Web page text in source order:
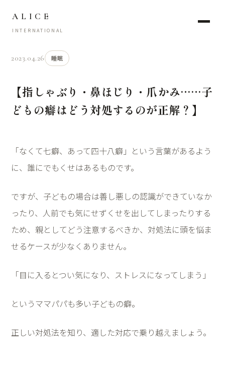
ALICE
INTERNATIONAL
2023.04.26 睡眠
【指しゃぶり・鼻ほじり・爪かみ……子
どもの癖はどう対処するのが正解？】
「なくて七癖、あって四十八癖」という言葉があるよう
に、誰にでもくせはあるものです。
ですが、子どもの場合は善し悪しの認識ができていなか
ったり、人前でも気にせずくせを出してしまったりする
ため、親としてどう注意するべきか、対処法に頭を悩ま
せるケースが少なくありません。
「目に入るとつい気になり、ストレスになってしまう」
というママパパも多い子どもの癖。
正しい対処法を知り、適した対応で乗り越えましょう。